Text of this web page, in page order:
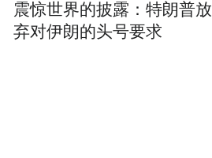
震惊世界的披露：特朗普放
弃对伊朗的头号要求